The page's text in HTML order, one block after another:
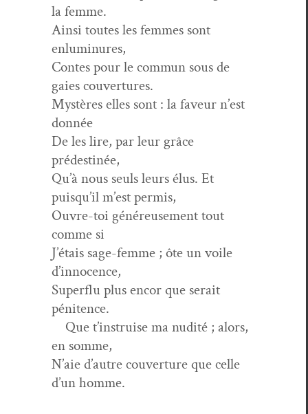
la femme.
Ain­si toutes les femmes sont
enluminures,
Con­tes pour le com­mun sous de
gaies couvertures.
Mys­tères elles sont : la faveur n’est
donnée
De les lire, par leur grâce
prédestinée,
Qu’à nous seuls leurs élus. Et
puisqu’il m’est permis,
Ouvre-toi généreuse­ment tout
comme si
J’étais sage-femme ; ôte un voile
d’innocence,
Super­flu plus encor que serait
pénitence.
Que t’instruise ma nudité ; alors,
en somme,
N’aie d’autre cou­ver­ture que celle
d’un homme.